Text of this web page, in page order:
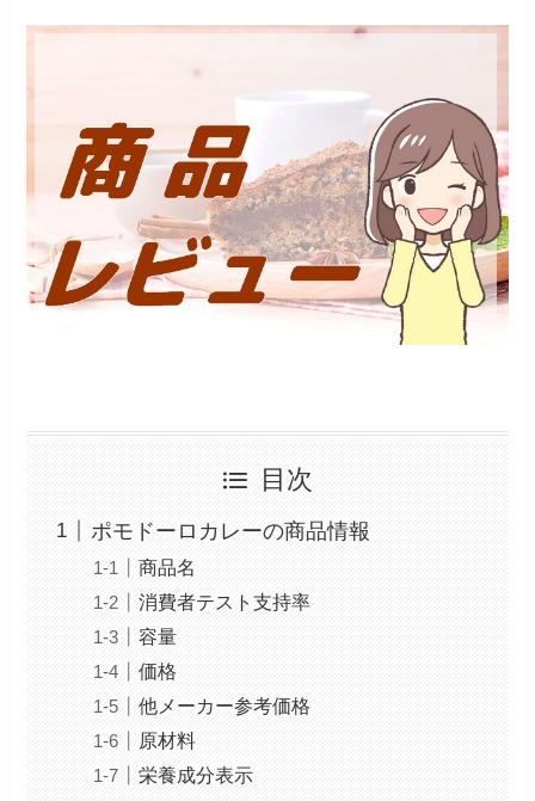
目次
ポモドーロカレーの商品情報
商品名
消費者テスト支持率
容量
価格
他メーカー参考価格
原材料
栄養成分表示